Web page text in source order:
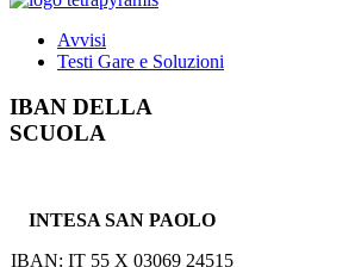
Avvisi
Testi Gare e Soluzioni
IBAN DELLA
SCUOLA
INTESA SAN PAOLO
IBAN: IT 55 X 03069 24515